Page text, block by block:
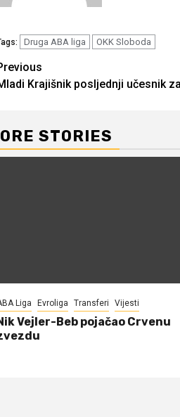
Druga ABA liga OKK Sloboda
Krajišnik posljednji učesnik
STORIES
Liga Evroliga Transferi Vijesti
Vejler-Beb pojačao Crvenu